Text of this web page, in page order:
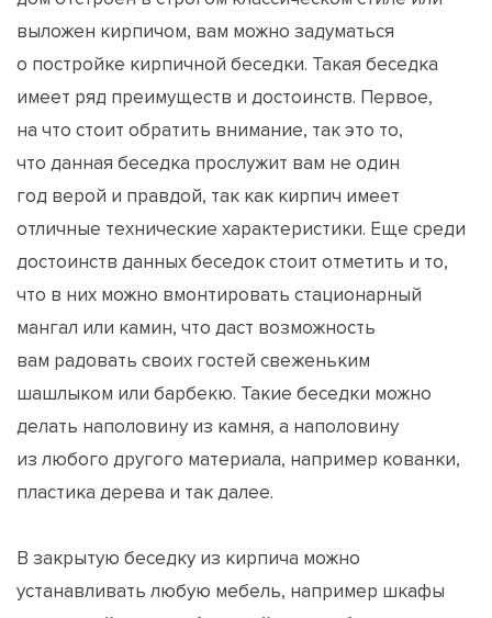
выложен кирпичом, вам можно задуматься
о постройке кирпичной беседки. Такая беседка
имеет ряд преимуществ и достоинств. Первое,
на что стоит обратить внимание, так это то,
что данная беседка прослужит вам не один
год верой и правдой, так как кирпич имеет
отличные технические характеристики. Еще среди
достоинств данных беседок стоит отметить и то,
что в них можно вмонтировать стационарный
мангал или камин, что даст возможность
вам радовать своих гостей свеженьким
шашлыком или барбекю. Такие беседки можно
делать наполовину из камня, а наполовину
из любого другого материала, например кованки,
пластика дерева и так далее.
В закрытую беседку из кирпича можно
устанавливать любую мебель, например шкафы